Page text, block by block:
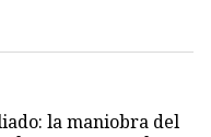
la maniobra del